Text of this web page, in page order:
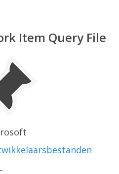
Item Query File